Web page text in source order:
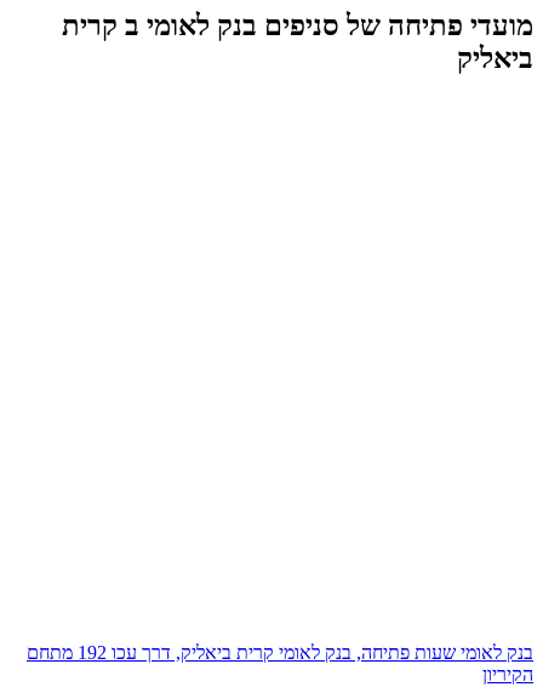
מועדי פתיחה של סניפים בנק לאומי ב קרית
ביאליק
בנק לאומי שעות פתיחה, בנק לאומי קרית ביאליק, דרך עכו 192 מתחם
הקיריון